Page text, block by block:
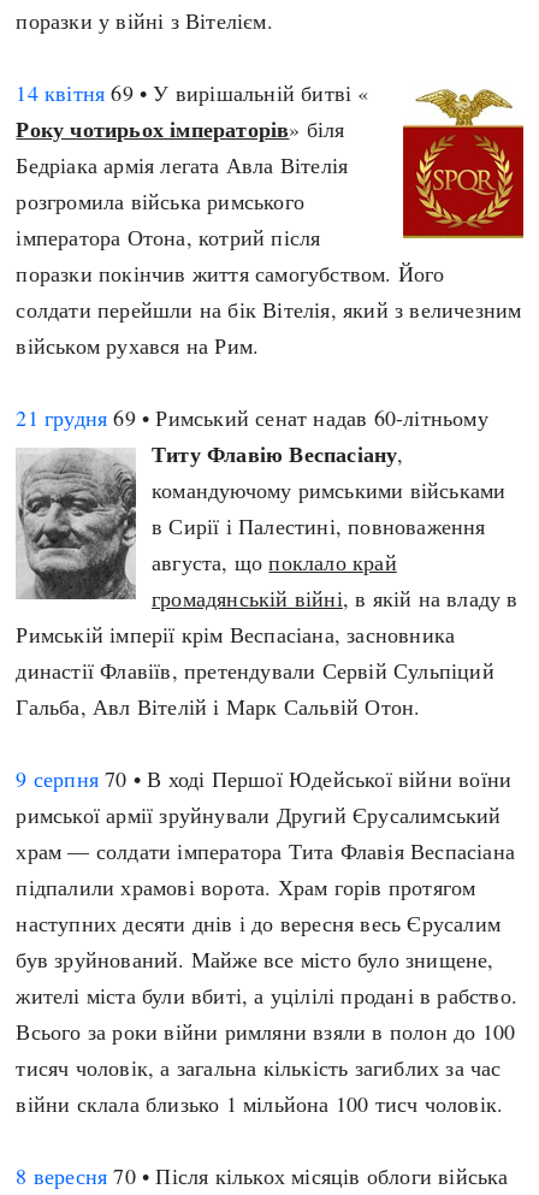
поразки у війні з Вітелієм.
14 квітня 69 • У вирішальній битві «
Року чотирьох імператорів» біля
Бедріака армія легата Авла Вітелія
розгромила війська римського
імператора Отона, котрий після
поразки покінчив життя самогубством. Його
солдати перейшли на бік Вітелія, який з величезним
військом рухався на Рим.
21 грудня 69 • Римський сенат надав 60-літньому
Титу Флавію Веспасіану,
командуючому римськими військами
в Сирії і Палестині, повноваження
августа, щопоклало край
громадянській війні, в якій на владу в
Римській імперії крім Веспасіана, засновника
династії Флавіїв, претендували Сервій Сульпіций
Гальба, Авл Вітелій і Марк Сальвій Отон.
9 серпня 70 • В ході Першої Юдейської війни воїни
римської армії зруйнували Другий Єрусалимський
храм — солдати імператора Тита Флавія Веспасіана
підпалили храмові ворота. Храм горів протягом
наступних десяти днів і до вересня весь Єрусалим
був зруйнований. Майже все місто було знищене,
жителі міста були вбиті, а уцілілі продані в рабство.
Всього за роки війни римляни взяли в полон до 100
тисяч чоловік, а загальна кількість загиблих за час
війни склала близько 1 мільйона 100 тисч чоловік.
8 вересня 70 • Після кількох місяців облоги війська